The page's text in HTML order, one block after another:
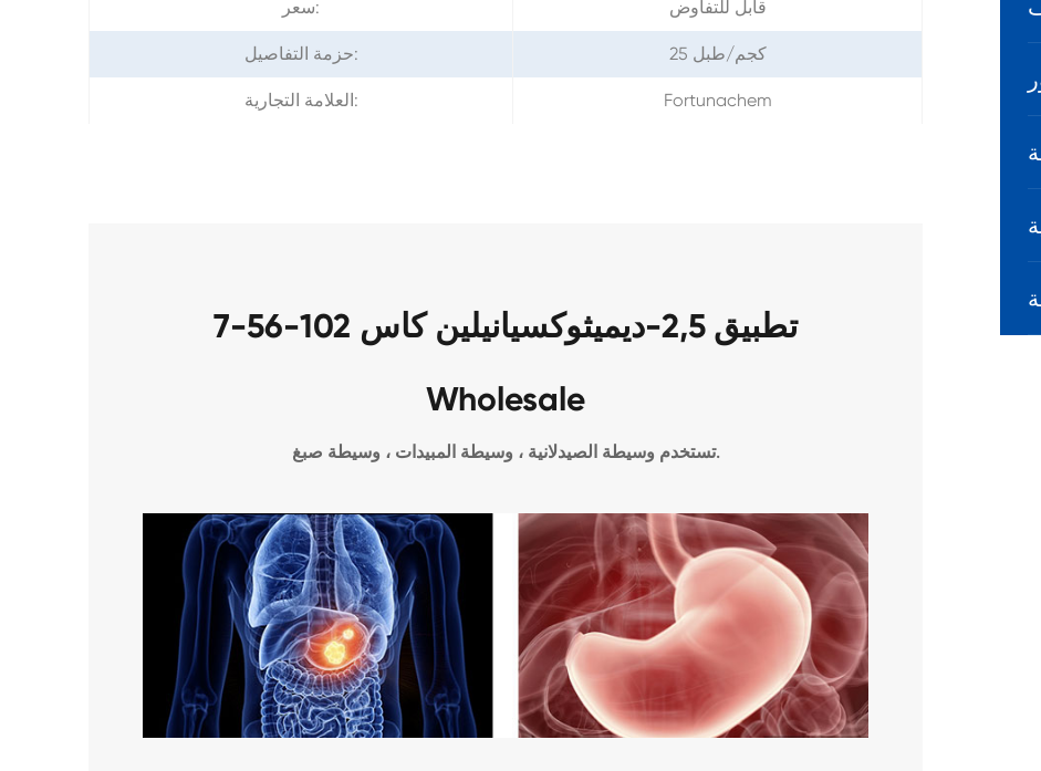
سعر: قابل للتفاوض
حزمة التفاصيل: 25 كجم/طبل
العلامة التجارية: Fortunachem
تطبيق 2,5-ديميثوكسيانيلين كاس 102-56-7
Wholesale
تستخدم وسيطة الصيدلانية ، وسيطة المبيدات ، وسيطة صبغ.